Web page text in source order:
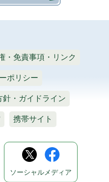
・免責事項・リンク
ポリシー
・ガイドライン
携帯サイト
ソーシャルメディア